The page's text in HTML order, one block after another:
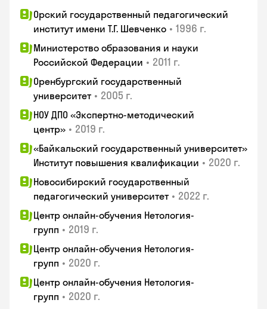
Орский государственный педагогический
институт имени Т.Г. Шевченко • 1996 г.
Министерство образования и науки
Российской Федерации • 2011 г.
Оренбургский государственный
университет • 2005 г.
НОУ ДПО «Экспертно-методический
центр» • 2019 г.
«Байкальский государственный университет»
Институт повышения квалификации • 2020 г.
Новосибирский государственный
педагогический университет • 2022 г.
Центр онлайн-обучения Нетология-
групп • 2019 г.
Центр онлайн-обучения Нетология-
групп • 2020 г.
Центр онлайн-обучения Нетология-
групп • 2020 г.